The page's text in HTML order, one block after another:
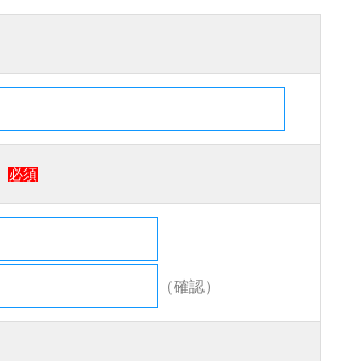
必須
（確認）